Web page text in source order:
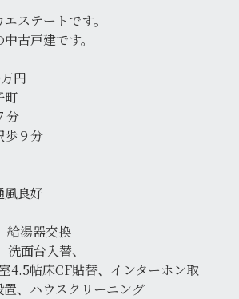
ステートです。
古戸建です。
円
町
分
歩９分
良好
給湯器交換
面台入替、
4.5帖床CF貼替、インターホン取
、ハウスクリーニング